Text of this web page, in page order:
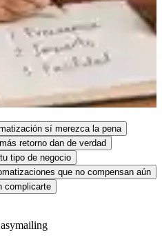
sí merezca la pena
retorno dan de verdad
tipo de negocio
que no compensan aún
complicarte